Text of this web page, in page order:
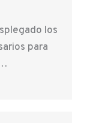
los
para